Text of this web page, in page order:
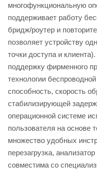
многофункциональную
поддерживает работу
бридж/роутер и
позволяет устройству
точки доступа и
поддержку фирменного
технологии
способность, скорость
стабилизирующей
операционной системе
пользователя на основе
множество удобных
перезагрузка,
совместима со